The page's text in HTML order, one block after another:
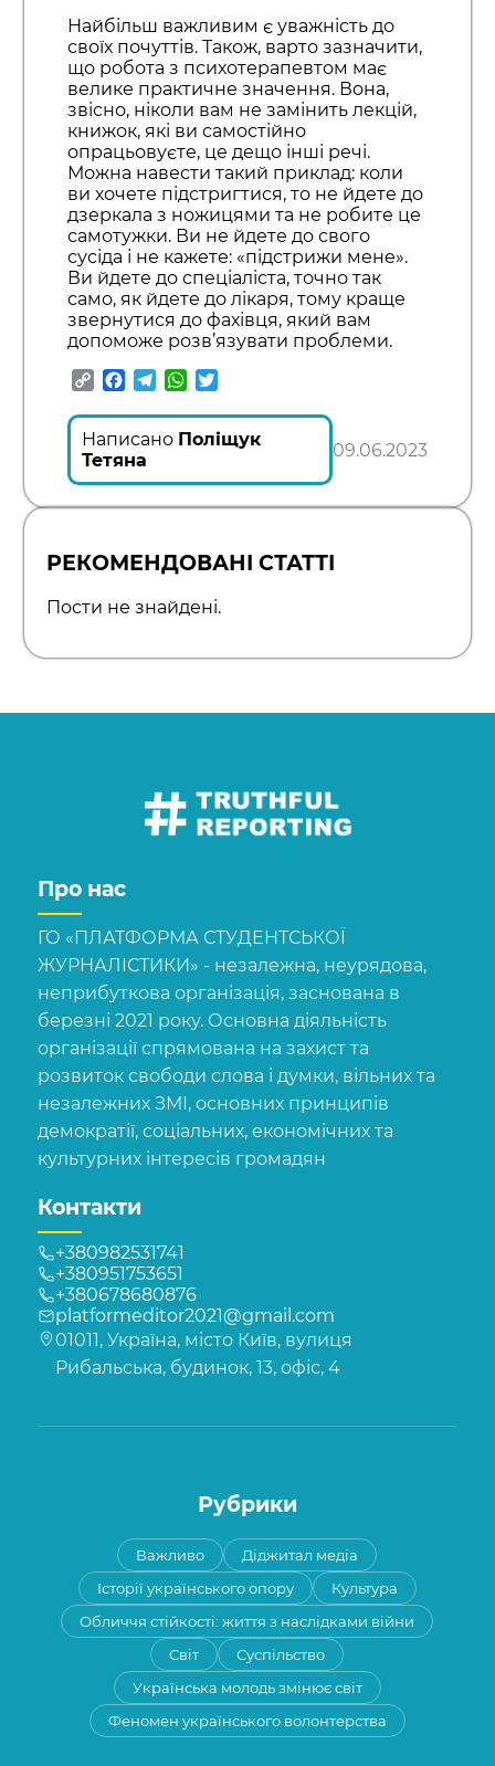
Найбільш важливим є уважність до
своїх почуттів. Також, варто зазначити,
що робота з психотерапевтом має
велике практичне значення. Вона,
звісно, ніколи вам не замінить лекцій,
книжок, які ви самостійно
опрацьовуєте, це дещо інші речі.
Можна навести такий приклад: коли
ви хочете підстригтися, то не йдете до
дзеркала з ножицями та не робите це
самотужки. Ви не йдете до свого
сусіда і не кажете: «підстрижи мене».
Ви йдете до спеціаліста, точно так
само, як йдете до лікаря, тому краще
звернутися до фахівця, який вам
допоможе розв’язувати проблеми.
CopyFacebook
TelegramWhatsApp
Написано Поліщук
Тетяна
09.06.2023
РЕКОМЕНДОВАНІ СТАТТІ
Пости не знайдені.
Про нас
ГО «ПЛАТФОРМА СТУДЕНТСЬКОЇ
ЖУРНАЛІСТИКИ» - незалежна, неурядова,
неприбуткова організація, заснована в
березні 2021 року. Основна діяльність
організації спрямована на захист та
розвиток свободи слова і думки, вільних та
незалежних ЗМІ, основних принципів
демократії, соціальних, економічних та
культурних інтересів громадян
Контакти
+380982531741
+380951753651
+380678680876
platformeditor2021@gmail.com
01011, Україна, місто Київ, вулиця
Рибальська, будинок, 13, офіс, 4
Рубрики
Важливо
Діджитал медіа
Історії українського опору
Культура
Обличчя стійкості: життя з наслідками війни
Світ
Суспільство
Українська молодь змінює світ
Феномен українського волонтерства